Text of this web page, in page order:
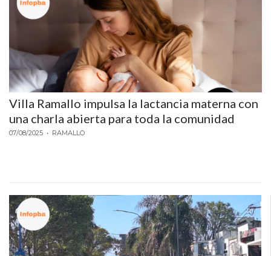
Villa Ramallo impulsa la lactancia materna con
una charla abierta para toda la comunidad
07/08/2025 • RAMALLO